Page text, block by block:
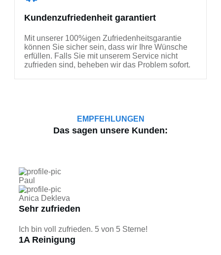
Kundenzufriedenheit garantiert
Mit unserer 100%igen Zufriedenheitsgarantie
können Sie sicher sein, dass wir Ihre Wünsche
erfüllen. Falls Sie mit unserem Service nicht
zufrieden sind, beheben wir das Problem sofort.
EMPFEHLUNGEN
Das sagen unsere Kunden:
Paul
Anica Dekleva
Sehr zufrieden
Ich bin voll zufrieden. 5 von 5 Sterne!
1A Reinigung